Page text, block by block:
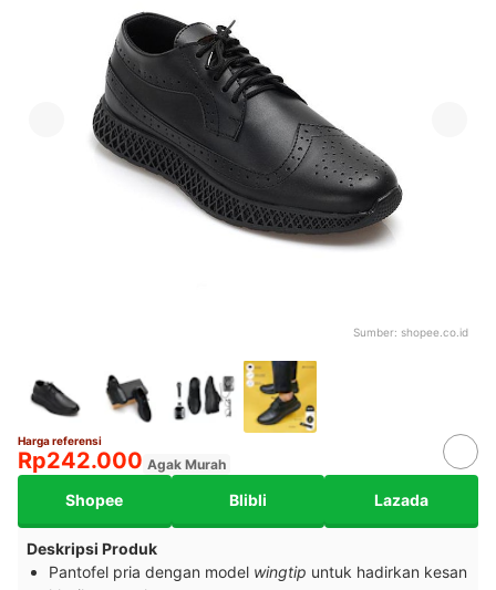
Sumber: shopee.co.id
Harga referensi
Rp242.000 Agak Murah
Shopee Blibli Lazada
Deskripsi Produk
Pantofel pria dengan model wingtip untuk hadirkan kesan